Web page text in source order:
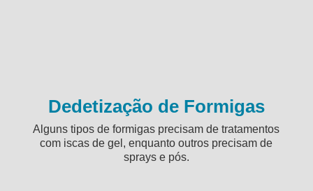
Dedetização de Formigas
Alguns tipos de formigas precisam de tratamentos
com iscas de gel, enquanto outros precisam de
sprays e pós.